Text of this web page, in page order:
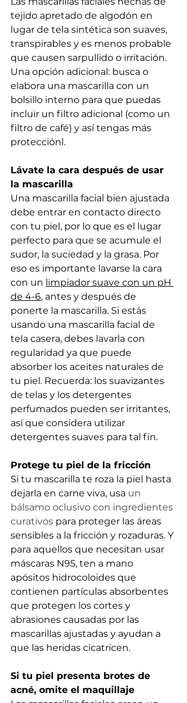
tejido apretado de algodón en
lugar de tela sintética son suaves,
transpirables y es menos probable
que causen sarpullido o irritación.
Una opción adicional: busca o
elabora una mascarilla con un
bolsillo interno para que puedas
incluir un filtro adicional (como un
filtro de café) y así tengas más
protecciónl.
Lávate la cara después de usar
la mascarilla
Una mascarilla facial bien ajustada
debe entrar en contacto directo
con tu piel, por lo que es el lugar
perfecto para que se acumule el
sudor, la suciedad y la grasa. Por
eso es importante lavarse la cara
con un limpiador suave con un pH
de 4-6, antes y después de
ponerte la mascarilla. Si estás
usando una mascarilla facial de
tela casera, debes lavarla con
regularidad ya que puede
absorber los aceites naturales de
tu piel. Recuerda: los suavizantes
de telas y los detergentes
perfumados pueden ser irritantes,
así que considera utilizar
detergentes suaves para tal fin.
Protege tu piel de la fricción
Si tu mascarilla te roza la piel hasta
dejarla en carne viva, usa un
bálsamo oclusivo con ingredientes
curativos para proteger las áreas
sensibles a la fricción y rozaduras. Y
para aquellos que necesitan usar
máscaras N95, ten a mano
apósitos hidrocoloides que
contienen partículas absorbentes
que protegen los cortes y
abrasiones causadas por las
mascarillas ajustadas y ayudan a
que las heridas cicatricen.
Si tu piel presenta brotes de
acné, omite el maquillaje